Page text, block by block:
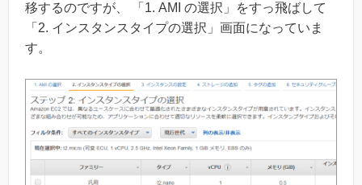
移するのですが、 「1. AMI の選択」をすっ飛ばして
「2. インスタンスタイプの選択」画面になっていま
す。